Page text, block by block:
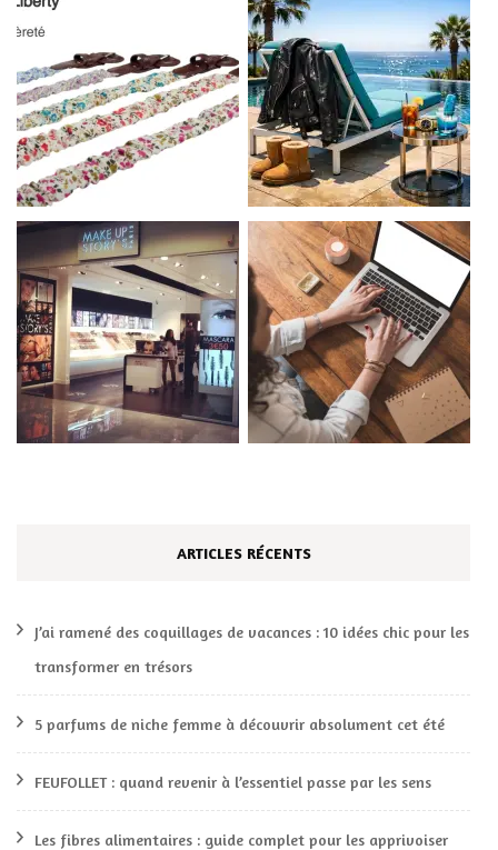
ARTICLES RÉCENTS
J’ai ramené des coquillages de vacances : 10 idées chic pour les
transformer en trésors
5 parfums de niche femme à découvrir absolument cet été
FEUFOLLET : quand revenir à l’essentiel passe par les sens
Les fibres alimentaires : guide complet pour les apprivoiser